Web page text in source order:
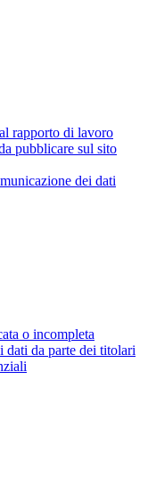
rapporto di lavoro
pubblicare sul sito
dei dati
o incompleta
dati da parte dei titolari